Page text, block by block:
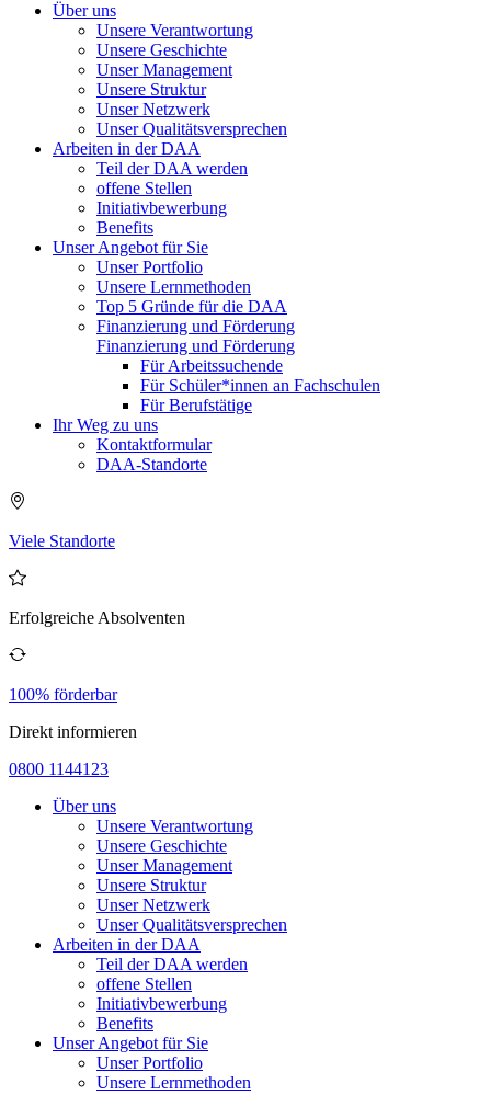
Über uns
Unsere Verantwortung
Unsere Geschichte
Unser Management
Unsere Struktur
Unser Netzwerk
Unser Qualitätsversprechen
Arbeiten in der DAA
Teil der DAA werden
offene Stellen
Initiativbewerbung
Benefits
Unser Angebot für Sie
Unser Portfolio
Unsere Lernmethoden
Top 5 Gründe für die DAA
Finanzierung und Förderung
Finanzierung und Förderung
Für Arbeitssuchende
Für Schüler*innen an Fachschulen
Für Berufstätige
Ihr Weg zu uns
Kontaktformular
DAA-Standorte
Viele Standorte
Erfolgreiche Absolventen
100% förderbar
Direkt informieren
0800 1144123
Über uns
Unsere Verantwortung
Unsere Geschichte
Unser Management
Unsere Struktur
Unser Netzwerk
Unser Qualitätsversprechen
Arbeiten in der DAA
Teil der DAA werden
offene Stellen
Initiativbewerbung
Benefits
Unser Angebot für Sie
Unser Portfolio
Unsere Lernmethoden